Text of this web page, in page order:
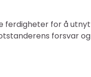
ferdigheter for å
forsvar og